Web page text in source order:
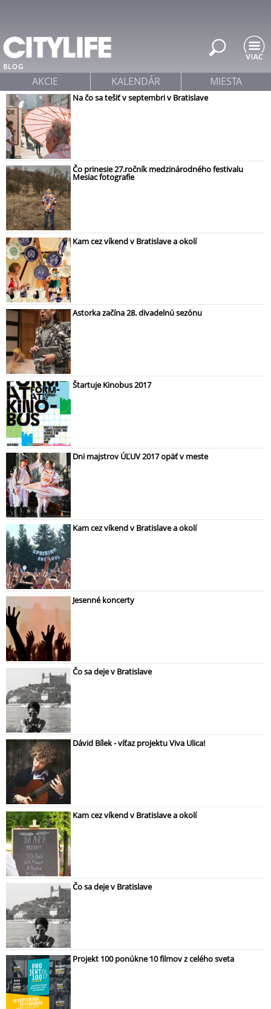
BLOG
Na čo sa tešiť v septembri v Bratislave
Čo prinesie 27.ročník medzinárodného festivalu
Mesiac fotografie
Kam cez víkend v Bratislave a okolí
Astorka začína 28. divadelnú sezónu
Štartuje Kinobus 2017
Dni majstrov ÚĽUV 2017 opäť v meste
Kam cez víkend v Bratislave a okolí
Jesenné koncerty
Čo sa deje v Bratislave
Dávid Bílek - víťaz projektu Viva Ulica!
Kam cez víkend v Bratislave a okolí
Čo sa deje v Bratislave
Projekt 100 ponúkne 10 filmov z celého sveta
AKCIE KALENDÁR MIESTA